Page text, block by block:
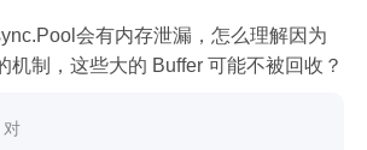
会有内存泄漏，怎么理解因为
机制，这些大的 Buffer 可能不被回收？
对